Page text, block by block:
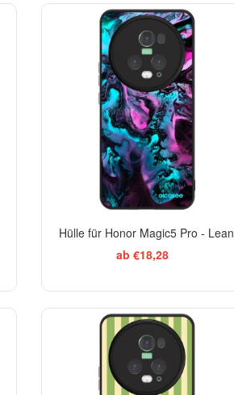
Hülle für Honor Magic5 Pro - Lean
ab €18,28